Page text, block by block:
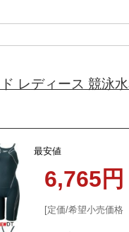
レディース 競泳
最安値
6,765円
定価/希望小売価格